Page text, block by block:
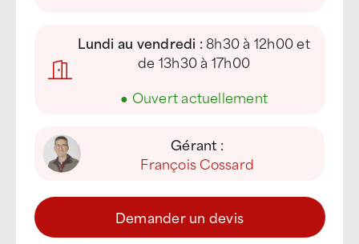
Lundi au vendredi :8h30 à 12h00 et
de 13h30 à 17h00
● Ouvert actuellement
Gérant :
François Cossard
Demander un devis